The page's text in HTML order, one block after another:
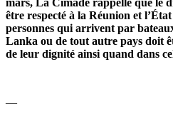
être respecté à la Réunion et
personnes qui arrivent par
Lanka ou de tout autre pays doit
de leur dignité ainsi quand dans
—